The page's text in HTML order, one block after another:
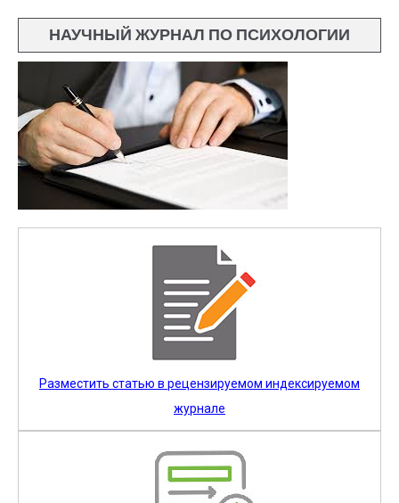
НАУЧНЫЙ ЖУРНАЛ ПО ПСИХОЛОГИИ
Разместить статью в рецензируемом индексируемом
журнале